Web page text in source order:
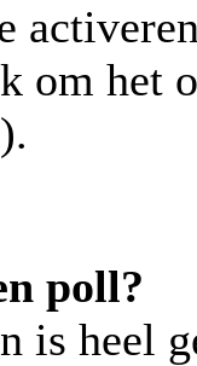
om het
poll?
is heel